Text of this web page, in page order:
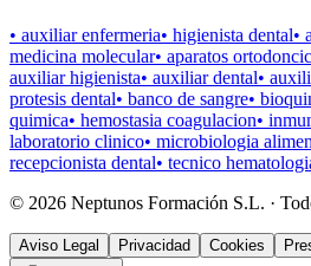
• auxiliar enfermeria• higienista dental•
medicina molecular• aparatos
auxiliar higienista• auxiliar dental•
protesis dental• banco de sangre•
quimica• hemostasia coagulacion•
laboratorio clinico• microbiologia
recepcionista dental• tecnico
© 2026 Neptunos Formación S.L. ·
Aviso Legal Privacidad Cookies